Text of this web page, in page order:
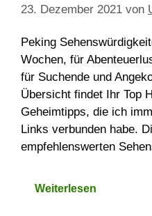
23. Dezember 2021 von
Peking
Wochen, für
für Suchende und
Übersicht findet Ihr Top
Geheimtipps, die ich
Links verbunden habe.
empfehlenswerten
Weiterlesen